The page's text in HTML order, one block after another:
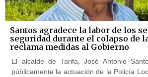
Santos agradece la labor de los
seguridad durante el colapso de
reclama medidas al Gobierno
El alcalde de Tarifa, José Antonio
públicamente la actuación de la Policía